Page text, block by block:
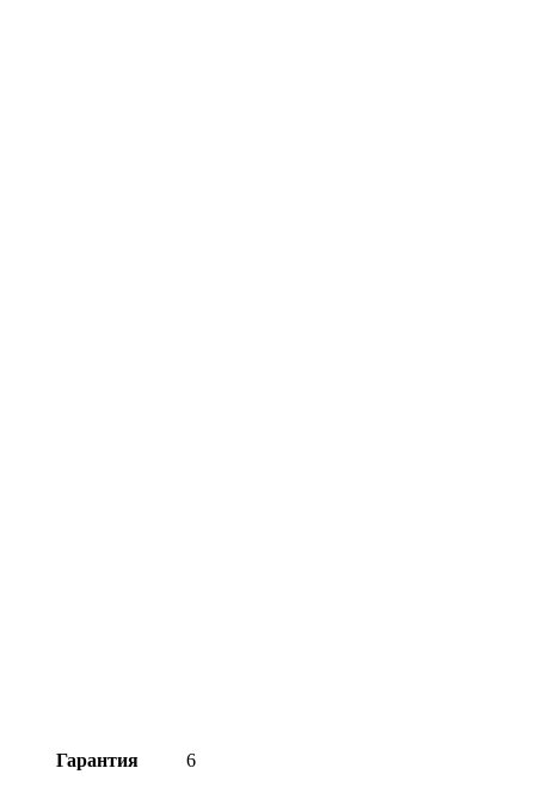
Гарантия 6